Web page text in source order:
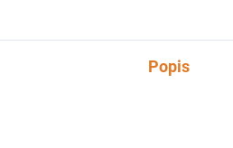
Popis